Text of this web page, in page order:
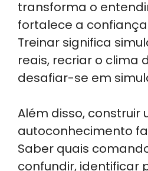
transforma o
fortalece a
Treinar significa
reais, recriar o clima
desafiar-se em
Além disso, construir
autoconhecimento
Saber quais
confundir, identificar